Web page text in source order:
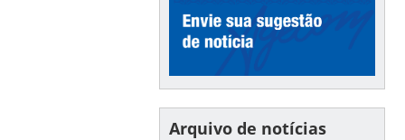
Arquivo de notícias